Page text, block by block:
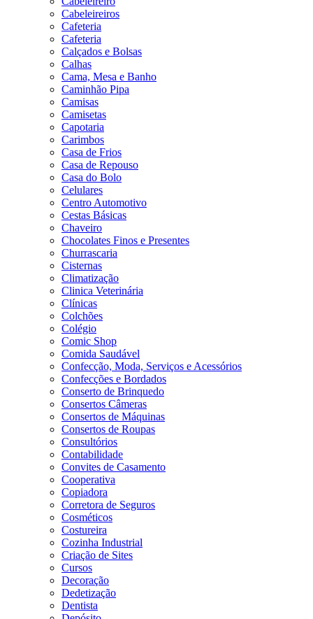
Cabeleireiros
Cafeteria
Cafeteria
Calçados e Bolsas
Calhas
Cama, Mesa e Banho
Caminhão Pipa
Camisas
Camisetas
Capotaria
Carimbos
Casa de Frios
Casa de Repouso
Casa do Bolo
Celulares
Centro Automotivo
Cestas Básicas
Chaveiro
Chocolates Finos e Presentes
Churrascaria
Cisternas
Climatização
Clinica Veterinária
Clínicas
Colchões
Colégio
Comic Shop
Comida Saudável
Confecção, Moda, Serviços e Acessórios
Confecções e Bordados
Conserto de Brinquedo
Consertos Câmeras
Consertos de Máquinas
Consertos de Roupas
Consultórios
Contabilidade
Convites de Casamento
Cooperativa
Copiadora
Corretora de Seguros
Cosméticos
Costureira
Cozinha Industrial
Criação de Sites
Cursos
Decoração
Dedetização
Dentista